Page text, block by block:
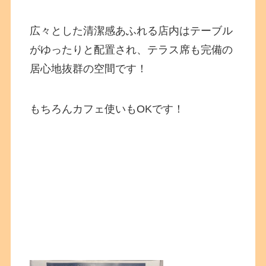
広々とした清潔感あふれる店内はテーブル
がゆったりと配置され、テラス席も完備の
居心地抜群の空間です！
もちろんカフェ使いもOKです！